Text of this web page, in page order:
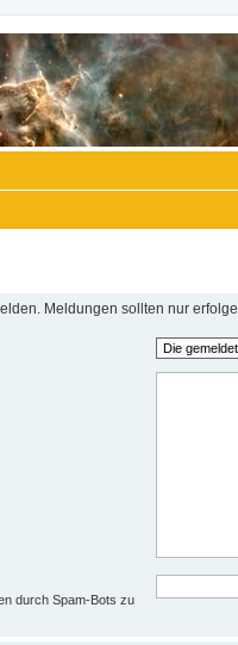
Meldungen sollten nur
durch Spam-Bots zu